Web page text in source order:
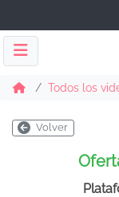
Todos los
Volver